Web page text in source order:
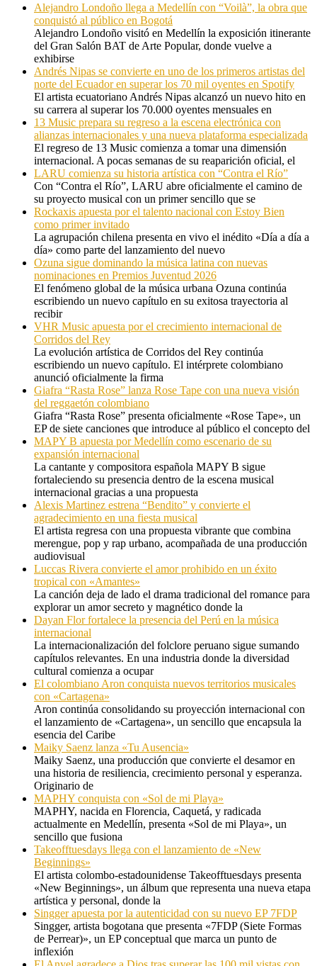
Alejandro Londoño llega a Medellín con “Voilà”, la obra que
conquistó al público en Bogotá
Alejandro Londoño visitó en Medellín la exposición itinerante
del Gran Salón BAT de Arte Popular, donde vuelve a
exhibirse
Andrés Nipas se convierte en uno de los primeros artistas del
norte del Ecuador en superar los 70 mil oyentes en Spotify
El artista ecuatoriano Andrés Nipas alcanzó un nuevo hito en
su carrera al superar los 70.000 oyentes mensuales en
13 Music prepara su regreso a la escena electrónica con
alianzas internacionales y una nueva plataforma especializada
El regreso de 13 Music comienza a tomar una dimensión
internacional. A pocas semanas de su reaparición oficial, el
LARU comienza su historia artística con “Contra el Río”
Con “Contra el Río”, LARU abre oficialmente el camino de
su proyecto musical con un primer sencillo que se
Rockaxis apuesta por el talento nacional con Estoy Bien
como primer invitado
La agrupación chilena presenta en vivo el inédito «Día a día a
día» como parte del lanzamiento del nuevo
Ozuna sigue dominando la música latina con nuevas
nominaciones en Premios Juventud 2026
El fenómeno global de la música urbana Ozuna continúa
escribiendo un nuevo capítulo en su exitosa trayectoria al
recibir
VHR Music apuesta por el crecimiento internacional de
Corridos del Rey
La evolución artística de Corridos del Rey continúa
escribiendo un nuevo capítulo. El intérprete colombiano
anunció oficialmente la firma
Giafra “Rasta Rose” lanza Rose Tape con una nueva visión
del reggaetón colombiano
Giafra “Rasta Rose” presenta oficialmente «Rose Tape», un
EP de siete canciones que introduce al público el concepto del
MAPY B apuesta por Medellín como escenario de su
expansión internacional
La cantante y compositora española MAPY B sigue
fortaleciendo su presencia dentro de la escena musical
internacional gracias a una propuesta
Alexis Martinez estrena “Bendito” y convierte el
agradecimiento en una fiesta musical
El artista regresa con una propuesta vibrante que combina
merengue, pop y rap urbano, acompañada de una producción
audiovisual
Luccas Rivera convierte el amor prohibido en un éxito
tropical con «Amantes»
La canción deja de lado el drama tradicional del romance para
explorar un amor secreto y magnético donde la
Dayan Flor fortalece la presencia del Perú en la música
internacional
La internacionalización del folclore peruano sigue sumando
capítulos relevantes. En una industria donde la diversidad
cultural comienza a ocupar
El colombiano Aron conquista nuevos territorios musicales
con «Cartagena»
Aron continúa consolidando su proyección internacional con
el lanzamiento de «Cartagena», un sencillo que encapsula la
esencia del Caribe
Maiky Saenz lanza «Tu Ausencia»
Maiky Saenz, una producción que convierte el desamor en
una historia de resiliencia, crecimiento personal y esperanza.
Originario de
MAPHY conquista con «Sol de mi Playa»
MAPHY, nacida en Florencia, Caquetá, y radicada
actualmente en Medellín, presenta «Sol de mi Playa», un
sencillo que fusiona
Takeofftuesdays llega con el lanzamiento de «New
Beginnings»
El artista colombo-estadounidense Takeofftuesdays presenta
«New Beginnings», un álbum que representa una nueva etapa
artística y personal, donde la
Singger apuesta por la autenticidad con su nuevo EP 7FDP
Singger, artista bogotana que presenta «7FDP (Siete Formas
de Perrear)», un EP conceptual que marca un punto de
inflexión